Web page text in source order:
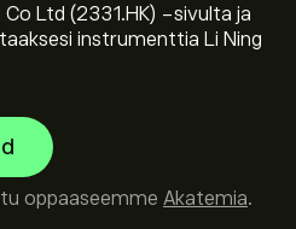
Ltd (2331.HK) -sivulta ja
instrumenttia Li Ning
oppaaseemme Akatemia.